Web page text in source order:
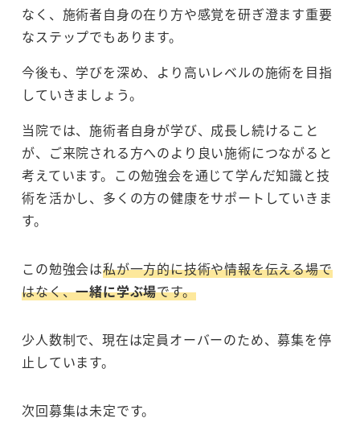
なく、施術者自身の在り方や感覚を研ぎ澄ます重要
なステップでもあります。
今後も、学びを深め、より高いレベルの施術を目指
していきましょう。
当院では、施術者自身が学び、成長し続けること
が、ご来院される方へのより良い施術につながると
考えています。この勉強会を通じて学んだ知識と技
術を活かし、多くの方の健康をサポートしていきま
す。
この勉強会は私が一方的に技術や情報を伝える場で
はなく、一緒に学ぶ場です。
少人数制で、現在は定員オーバーのため、募集を停
止しています。
次回募集は未定です。